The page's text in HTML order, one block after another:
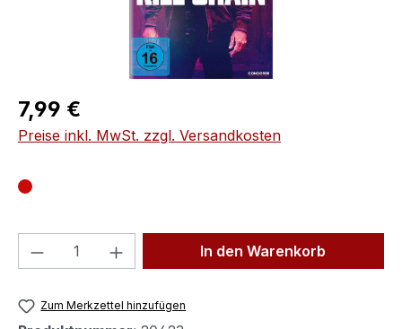
Regulärer Preis:
7,99 €
Preise inkl. MwSt. zzgl. Versandkosten
Produkt Anzahl: Gib denIn den Warenkorb
Zum Merkzettel hinzufügen